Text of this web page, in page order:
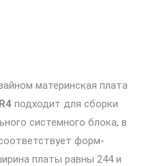
материнская плата
подходит для сборки
системного блока, в
форм-
платы равны 244 и